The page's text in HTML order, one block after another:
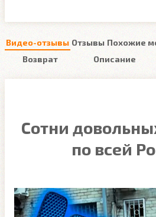
Видео-отзывы Отзывы Похожие
Возврат
Описание
Сотни
по всей